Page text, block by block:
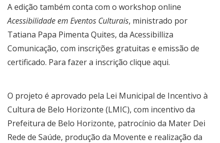
A edição também conta com o workshop online
Acessibilidade em Eventos Culturais, ministrado por
Tatiana Papa Pimenta Quites, da Acessibilliza
Comunicação, com inscrições gratuitas e emissão de
certificado. Para fazer a inscrição clique aqui.
O projeto é aprovado pela Lei Municipal de Incentivo à
Cultura de Belo Horizonte (LMIC), com incentivo da
Prefeitura de Belo Horizonte, patrocínio da Mater Dei
Rede de Saúde, produção da Movente e realização da